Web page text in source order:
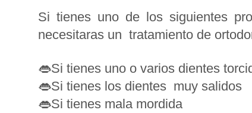
Si tienes uno de los siguientes
necesitaras un  tratamiento de
👄Si tienes uno o varios dientes
👄Si tienes los dientes  muy salidos
👄Si tienes mala mordida